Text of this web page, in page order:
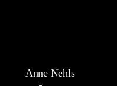
Anne Nehls